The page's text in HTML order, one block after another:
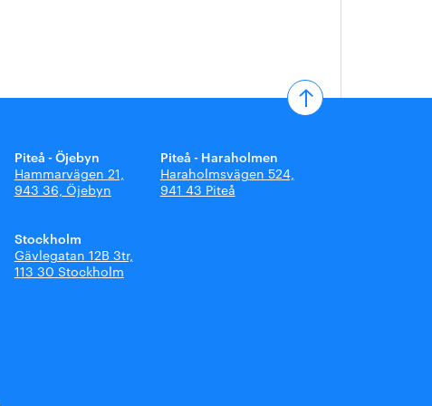
Piteå - Öjebyn
Hammarvägen 21,
943 36, Öjebyn
Piteå - Haraholmen
Haraholmsvägen 524,
941 43 Piteå
Stockholm
Gävlegatan 12B 3tr,
113 30 Stockholm